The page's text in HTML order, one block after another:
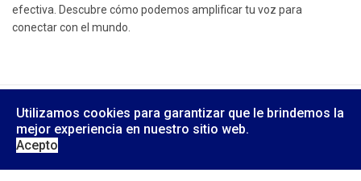
efectiva. Descubre cómo podemos amplificar tu voz para
conectar con el mundo.
© 2026 Metrópoli Online, Derechos Reservados.
Diseño Web: Yusi Computers
Utilizamos cookies para garantizar que le brindemos la
mejor experiencia en nuestro sitio web.
Acepto